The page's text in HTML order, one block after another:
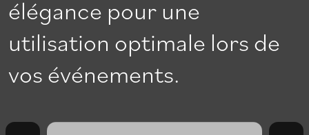
élégance pour une
utilisation optimale lors de
vos événements.